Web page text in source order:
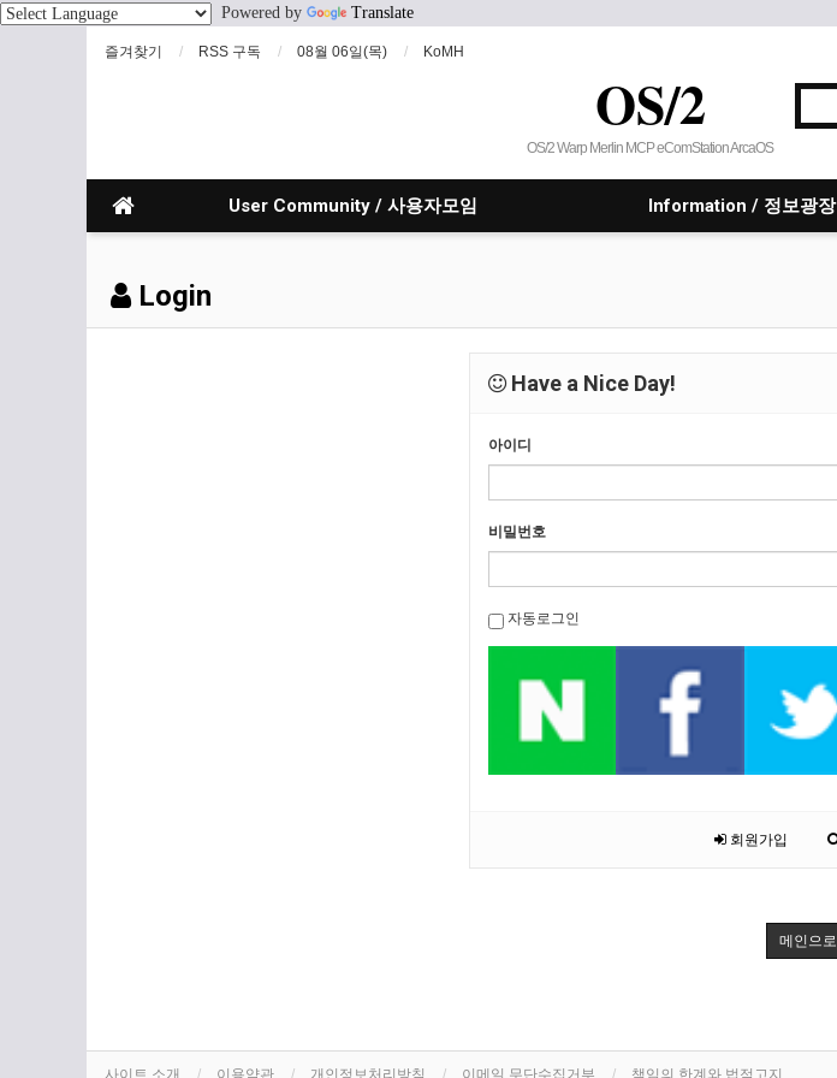
Powered by Translate
즐겨찾기 RSS 구독 08월 06일(목) KoMH
OS/2
OS/2 Warp Merlin MCP eComStation ArcaOS
User Community / 사용자모임 Information / 정보광장
Login
Have a Nice Day!
아이디
비밀번호
자동로그인
회원가입
메인으로
사이트 소개 이용약관 개인정보처리방침 이메일 무단수집거부 책임의 한계와 법적고지